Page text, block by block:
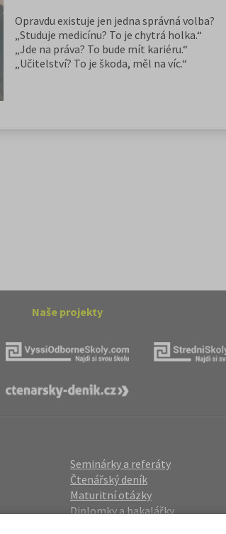
Opravdu existuje jen jedna správná volba?
„Studuje medicínu? To je chytrá holka.“
„Jde na práva? To bude mít kariéru.“
„Učitelství? To je škoda, měl na víc.“
Naše projekty
Seminárky a referáty
Čtenářský deník
Maturitní otázky
Diplomky a bakalářky